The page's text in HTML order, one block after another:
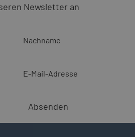
Newsletter an
Nachname
E-Mail-Adresse
Absenden